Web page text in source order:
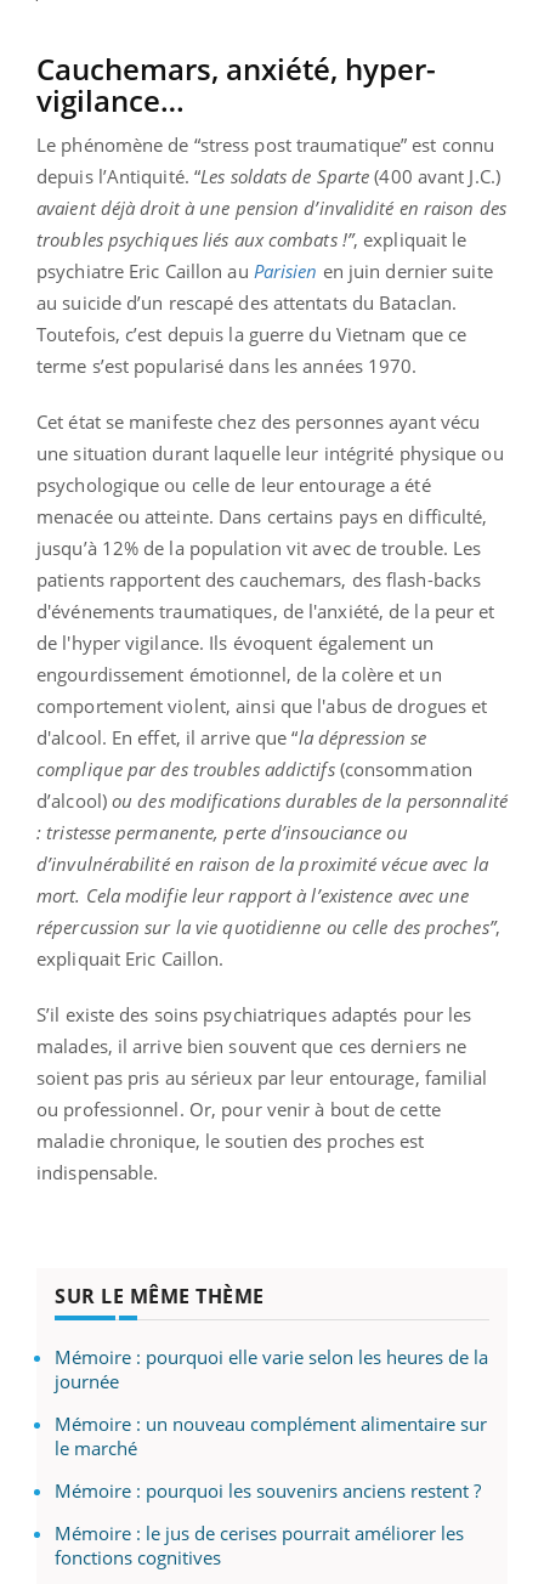
Cauchemars, anxiété, hyper-
vigilance…
Le phénomène de “stress post traumatique” est connu
depuis l’Antiquité. “Les soldats de Sparte (400 avant J.C.)
avaient déjà droit à une pension d’invalidité en raison des
troubles psychiques liés aux combats !”, expliquait le
psychiatre Eric Caillon au Parisien en juin dernier suite
au suicide d’un rescapé des attentats du Bataclan.
Toutefois, c’est depuis la guerre du Vietnam que ce
terme s’est popularisé dans les années 1970.
Cet état se manifeste chez des personnes ayant vécu
une situation durant laquelle leur intégrité physique ou
psychologique ou celle de leur entourage a été
menacée ou atteinte. Dans certains pays en difficulté,
jusqu’à 12% de la population vit avec de trouble. Les
patients rapportent des cauchemars, des flash-backs
d'événements traumatiques, de l'anxiété, de la peur et
de l'hyper vigilance. Ils évoquent également un
engourdissement émotionnel, de la colère et un
comportement violent, ainsi que l'abus de drogues et
d'alcool. En effet, il arrive que “la dépression se
complique par des troubles addictifs(consommation
d’alcool)ou des modifications durables de la personnalité
: tristesse permanente, perte d’insouciance ou
d’invulnérabilité en raison de la proximité vécue avec la
mort. Cela modifie leur rapport à l’existence avec une
répercussion sur la vie quotidienne ou celle des proches”,
expliquait Eric Caillon.
S’il existe des soins psychiatriques adaptés pour les
malades, il arrive bien souvent que ces derniers ne
soient pas pris au sérieux par leur entourage, familial
ou professionnel. Or, pour venir à bout de cette
maladie chronique, le soutien des proches est
indispensable.
SUR LE MÊME THÈME
Mémoire : pourquoi elle varie selon les heures de la
journée
Mémoire : un nouveau complément alimentaire sur
le marché
Mémoire : pourquoi les souvenirs anciens restent ?
Mémoire : le jus de cerises pourrait améliorer les
fonctions cognitives